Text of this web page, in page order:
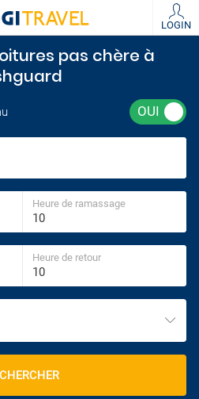
LOGIN
pas chère à
Heure de ramassage
Heure de retour